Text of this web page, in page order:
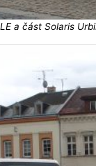
a část Solaris